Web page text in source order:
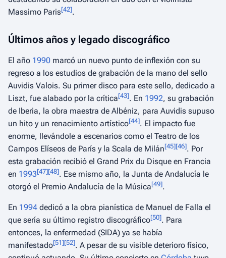
Massimo Paris[42].
Últimos años y legado discográfico
El año 1990 marcó un nuevo punto de inflexión con su
regreso a los estudios de grabación de la mano del sello
Auvidis Valois. Su primer disco para este sello, dedicado a
Liszt, fue alabado por la crítica[43]. En 1992, su grabación
de Iberia, la obra maestra de Albéniz, para Auvidis supuso
un hito y un renacimiento artístico[44]. El impacto fue
enorme, llevándole a escenarios como el Teatro de los
Campos Elíseos de París y la Scala de Milán[45][46]. Por
esta grabación recibió el Grand Prix du Disque en Francia
en 1993[47][48]. Ese mismo año, la Junta de Andalucía le
otorgó el Premio Andalucía de la Música[49].
En 1994 dedicó a la obra pianística de Manuel de Falla el
que sería su último registro discográfico[50]. Para
entonces, la enfermedad (SIDA) ya se había
manifestado[51][52]. A pesar de su visible deterioro físico,